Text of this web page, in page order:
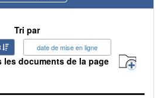
Tri par
date de mise en ligne
les documents de la page